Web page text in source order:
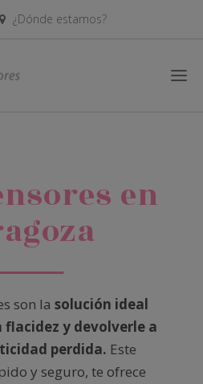
¿Dónde estamos?
en
son la solución ideal
y devolverle a
perdida. Este
y seguro, te ofrece